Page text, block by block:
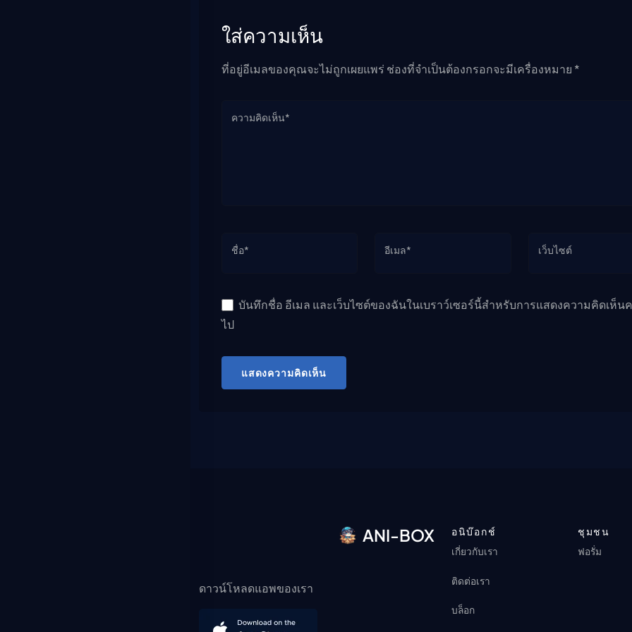
ใส่ความเห็น
ที่อยู่อีเมลของคุณจะไม่ถูกเผยแพร่ ช่องที่จำเป็นต้องกรอกจะมีเครื่องหมาย *
ความคิดเห็น*
ชื่อ* อีเมล* เว็บไซต์
บันทึกชื่อ อีเมล และเว็บไซต์ของฉันในเบราว์เซอร์นี้สำหรับการแสดงความคิดเห็น
ไป
แสดงความคิดเห็น
ANI-BOX
ดาวน์โหลดแอพของเรา
อนิบ๊อกช์
เกี่ยวกับเรา
ติดต่อเรา
บล็อก
ชุมชน
ฟอรั่ม